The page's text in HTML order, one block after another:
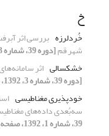
خ
خُردلرزه بررسی اثر
شهر قم[دوره 39، شماره 3، 1392، صفحه 15-31]
خشکسالی اثر
[دوره 39، شماره 3، 1392، صفحه 97-110]
خودپذیری مغناطیسی
سه‌بُعدی داده‌های
39، شماره 1، 1392، صفحه 73-88]